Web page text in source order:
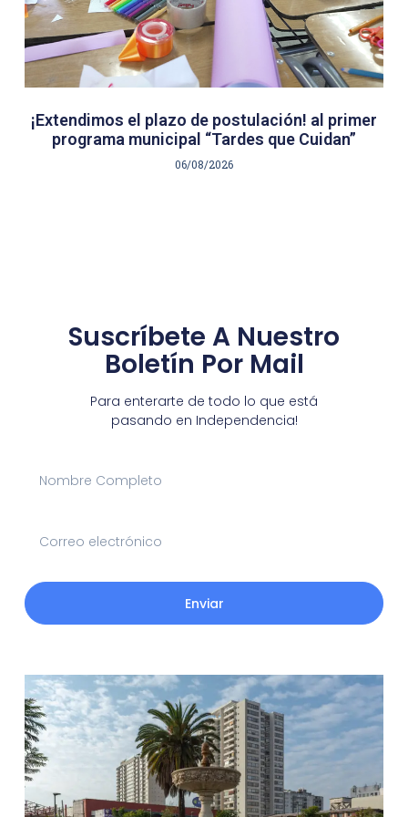
¡Extendimos el plazo de postulación! al primer
programa municipal “Tardes que Cuidan”
06/08/2026
Suscríbete A Nuestro
Boletín Por Mail
Para enterarte de todo lo que está
pasando en Independencia!
Enviar